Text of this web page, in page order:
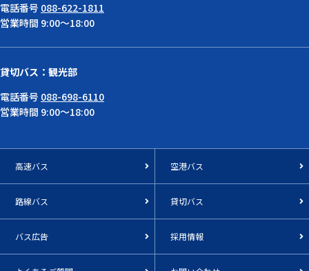
電話番号 088-622-1811
営業時間 9:00～18:00
貸切バス：観光部
電話番号 088-698-6110
営業時間 9:00～18:00
高速バス 空港バス
路線バス 貸切バス
バス広告 採用情報